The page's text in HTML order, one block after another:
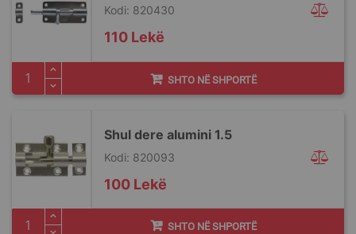
Kodi: 820430
110 Lekë
SHTO NË SHPORTË
Shul dere alumini 1.5
Kodi: 820093
100 Lekë
SHTO NË SHPORTË